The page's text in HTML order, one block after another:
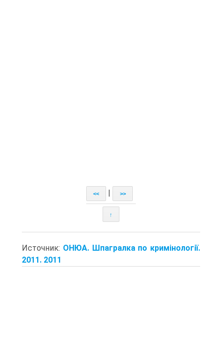
<< >>
↑
Источник: ОНЮА. Шпагралка по кримінології.
2011. 2011